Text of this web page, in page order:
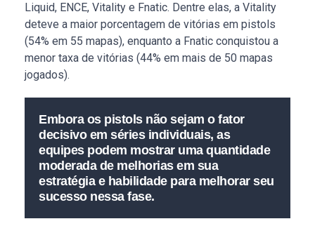
Liquid, ENCE, Vitality e Fnatic. Dentre elas, a Vitality
deteve a maior porcentagem de vitórias em pistols
(54% em 55 mapas), enquanto a Fnatic conquistou a
menor taxa de vitórias (44% em mais de 50 mapas
jogados).
Embora os pistols não sejam o fator
decisivo em séries individuais, as
equipes podem mostrar uma quantidade
moderada de melhorias em sua
estratégia e habilidade para melhorar seu
sucesso nessa fase.